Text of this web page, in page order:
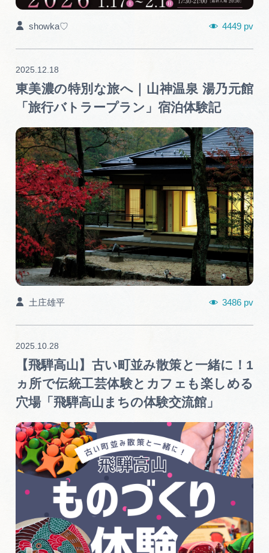
4449 pv
showka♡
東美濃の特別な旅へ｜山神温泉 湯乃元館
「旅行バトラープラン」宿泊体験記
2025.12.18
3486 pv
土庄雄平
【飛騨高山】古い町並み散策と一緒に！1
ヵ所で伝統工芸体験とカフェも楽しめる
穴場「飛騨高山まちの体験交流館」
2025.10.28